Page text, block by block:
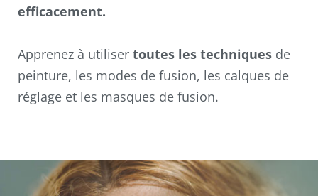
efficacement.
Apprenez à utiliser toutes les techniques de
peinture, les modes de fusion, les calques de
réglage et les masques de fusion.